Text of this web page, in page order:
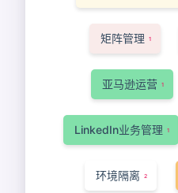
矩阵管理 1
亚马逊运营 1
LinkedIn业务管理 1
环境隔离 2